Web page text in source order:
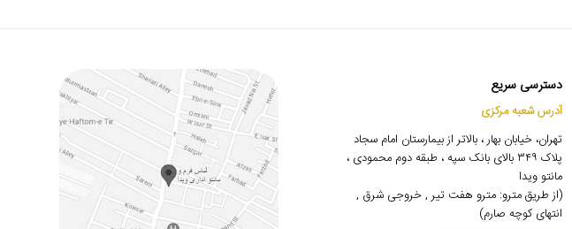
دسترسی سریع
آدرس شعبه مرکزی
تهران، خیابان بهار ، بالاتر از بیمارستان امام سجاد
پلاک ۳۴۹ بالای بانک سپه ، طبقه دوم محمودی ،
مانتو ویدا
(از طریق مترو: مترو هفت تیر , خروجی شرق ,
انتهای کوچه صارم)